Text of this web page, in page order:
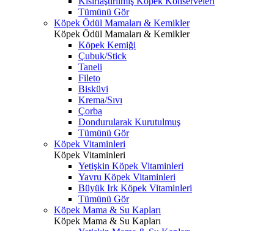
Tümünü Gör
Köpek Ödül Mamaları & Kemikler
Köpek Ödül Mamaları & Kemikler
Köpek Kemiği
Çubuk/Stick
Taneli
Fileto
Bisküvi
Krema/Sıvı
Çorba
Dondurularak Kurutulmuş
Tümünü Gör
Köpek Vitaminleri
Köpek Vitaminleri
Yetişkin Köpek Vitaminleri
Yavru Köpek Vitaminleri
Büyük Irk Köpek Vitaminleri
Tümünü Gör
Köpek Mama & Su Kapları
Köpek Mama & Su Kapları